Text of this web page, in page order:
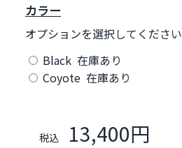
カラー
オプションを選択してください
Black 在庫あり
Coyote 在庫あり
税込 13,400円